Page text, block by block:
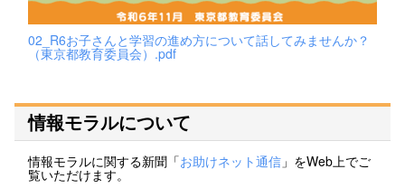
02_R6お子さんと学習の進め方について話してみませんか？
（東京都教育委員会）.pdf
情報モラルについて
情報モラルに関する新聞「お助けネット通信 」をWeb上でご
覧いただけます。